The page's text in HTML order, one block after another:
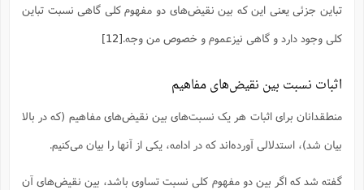
تباین جزئی یعنی این که بین نقیض‌های دو مفهوم کلی گاهی نسبت تباین
کلی وجود دارد و گاهی نیزعموم و خصوص من وجه.[12]
اثبات نسبت‌ بین نقیض‌های مفاهیم
منطقدانان برای اثبات هر یک نسبت‌های بین نقیض‌های مفاهیم (که در بالا
بیان شد)، استدلالی آورده‌‌اند که در ادامه، یکی از آنها را بیان می‌کنیم.
گفته شد که اگر بین دو مفهوم کلی نسبت تساوی باشد، بین نقیض‌های آن